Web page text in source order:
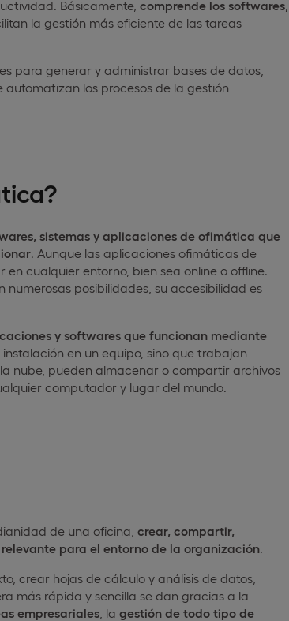
Básicamente, comprende los softwares,
la gestión más eficiente de las tareas
para generar y administrar bases de datos,
automatizan los procesos de la gestión
sistemas y aplicaciones de ofimática que
. Aunque las aplicaciones ofimáticas de
cualquier entorno, bien sea online o offline.
posibilidades, su accesibilidad es
y softwares que funcionan mediante
en un equipo, sino que trabajan
nube, pueden almacenar o compartir archivos
computador y lugar del mundo.
de una oficina, crear, compartir,
para el entorno de la organización
crear hojas de cálculo y análisis de datos,
más rápida y sencilla se dan gracias a la
empresariales , la gestión de todo tipo de